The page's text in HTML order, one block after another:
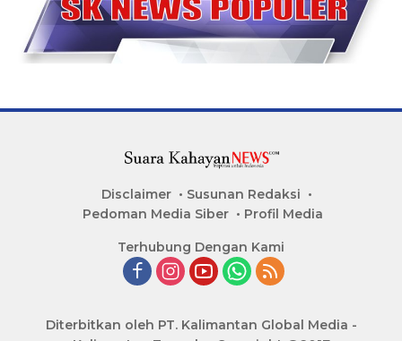
Disclaimer
Susunan Redaksi
Pedoman Media Siber
Profil Media
Terhubung Dengan Kami
Diterbitkan oleh PT. Kalimantan Global Media -